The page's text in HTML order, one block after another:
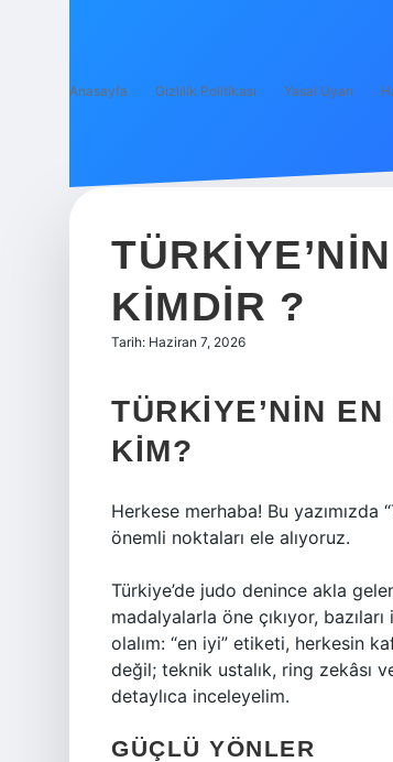
Anasayfa Gizlilik Politikası Yasal Uyarı
KIMDIR ?
Tarih: Haziran 7, 2026
TÜRKIYE’NIN
KIM?
Herkese merhaba! Bu
önemli noktaları ele alıyoruz.
Türkiye’de judo denince akla
madalyalarla öne çıkıyor,
olalım: “en iyi” etiketi, herkesin
değil; teknik ustalık, ring zekâsı
detaylıca inceleyelim.
GÜÇLÜ YÖNLER